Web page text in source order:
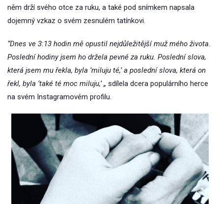
něm drží svého otce za ruku, a také pod snímkem napsala
dojemný vzkaz o svém zesnulém tatínkovi.
“Dnes ve 3:13 hodin mě opustil nejdůležitější muž mého života.
Poslední hodiny jsem ho držela pevné za ruku. Poslední slova,
která jsem mu řekla, byla ‘miluju té,’ a poslední slova, která on
řekl, byla ‘také té moc miluju,’ „ sdílela dcera populárního herce
na svém Instagramovém profilu.